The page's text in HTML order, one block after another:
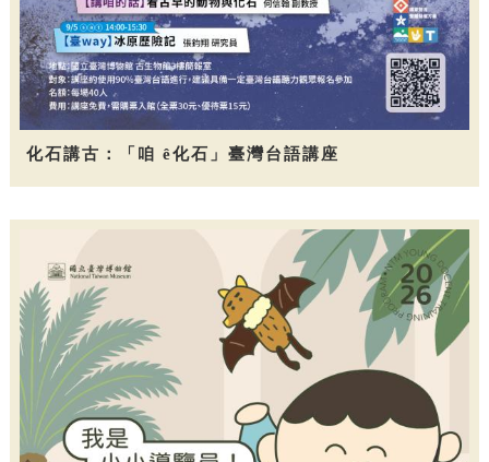
化石講古：「咱 ê化石」臺灣台語講座